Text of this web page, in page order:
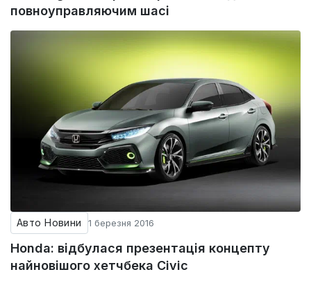
повноуправляючим шасі
Авто Новини 1 березня 2016
Honda: відбулася презентація концепту
найновішого хетчбека Civic